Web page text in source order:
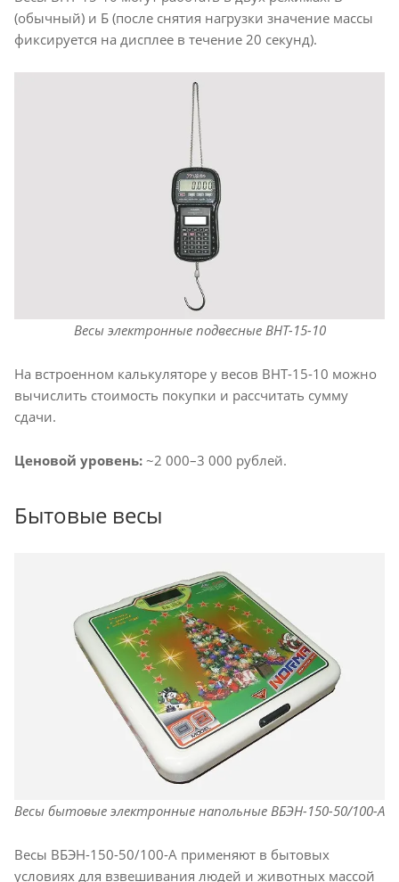
(обычный) и Б (после снятия нагрузки значение массы
фиксируется на дисплее в течение 20 секунд).
Весы электронные подвесные ВНТ-15-10
На встроенном калькуляторе у весов ВНТ-15-10 можно
вычислить стоимость покупки и рассчитать сумму
сдачи.
Ценовой уровень: ~2 000–3 000 рублей.
Бытовые весы
Весы бытовые электронные напольные ВБЭН-150-50/100-А
Весы ВБЭН-150-50/100-А применяют в бытовых
условиях для взвешивания людей и животных массой